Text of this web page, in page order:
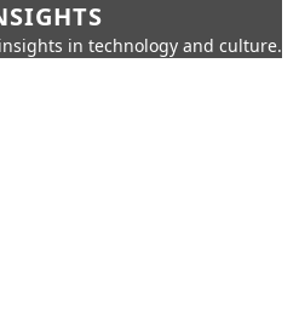
in technology and culture.